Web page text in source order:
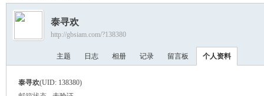
›
泰寻欢
http://gbsiam.com/?138380
主题 日志 相册 记录 留言板 个人资料
泰寻欢(UID: 138380)